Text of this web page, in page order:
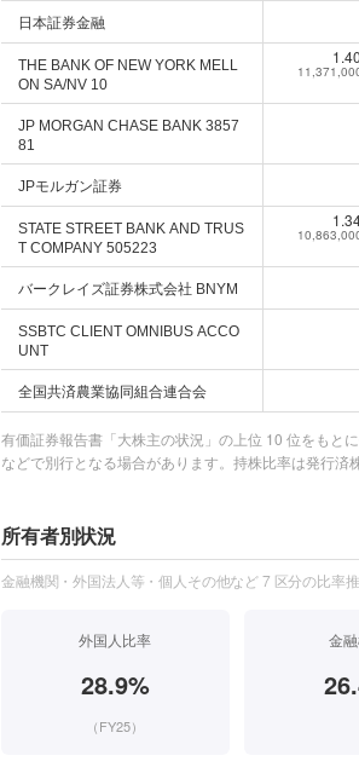
日本証券金融
THE BANK OF NEW YORK MELL
ON SA/NV 10
JP MORGAN CHASE BANK 3857
81
JPモルガン証券
STATE STREET BANK AND TRUS
T COMPANY 505223
バークレイズ証券株式会社 BNYM
SSBTC CLIENT OMNIBUS ACCO
UNT
全国共済農業協同組合連合会
有価証券報告書「大株主の状況」の上位 10 位をもと
などで別行となる場合があります。持株比率は発行済
所有者別状況
金融機関・外国法人等・個人その他など 7 区分の比率
外国人比率
28.9%
（FY25）
金